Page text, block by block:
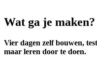
Wat ga je maken?
Vier dagen zelf bouwen,
maar leren door te doen.